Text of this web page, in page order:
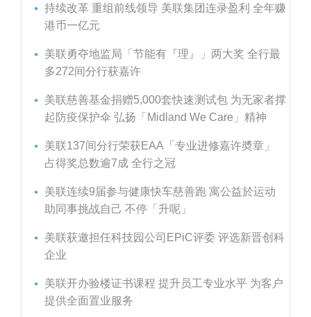
持续改革 重组前线领导 美联集团连录盈利 全年赚
港币一亿元
美联勇夺地监局「节能有『理』」两大奖 全行最
多272间分行获嘉许
美联慈善基金捐赠5,000套快速测试包 为无家者撑
起防疫保护伞 弘扬「Midland We Care」精神
美联137间分行荣获EAA「专业进修嘉许奬章」
占得奖总数逾7成 全行之冠
美联连续9届参与健康快车慈善跑 寓公益於运动
助同事挑战自己 不停「升呢」
美联获邀担任科技园公司EPiC评委 评选新晋创科
企业
美联开办验楼证书课程 提升员工专业水平 为客户
提供全面置业服务